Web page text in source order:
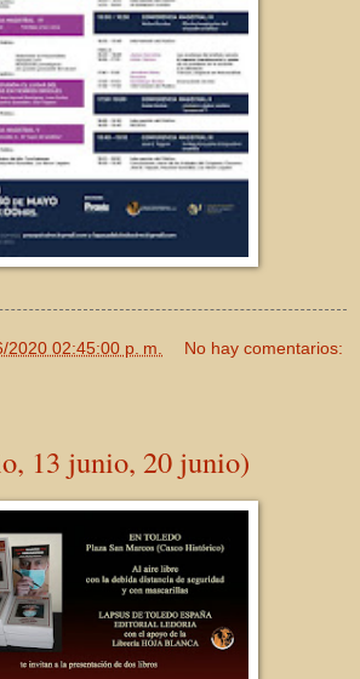
2020 02:45:00 p. m. No hay comentarios:
13 junio, 20 junio)